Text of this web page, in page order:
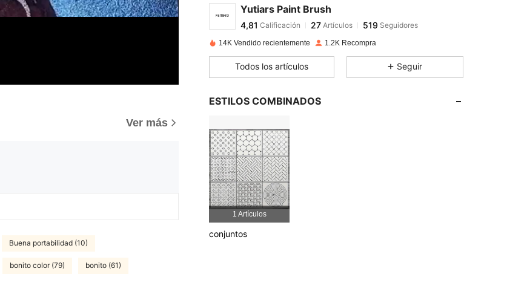
Ver más
Buena portabilidad (10)
bonito color (79) bonito (61)
Yutiars Paint Brush
4,81 Calificación 27Artículos
Y***apagó Hace 1 día
4,81
4,81
4,81
14K Vendido recientemente 1.2K Recompra
Todos los artículos Seguir
ESTILOS COMBINADOS
1 Artículos
conjuntos